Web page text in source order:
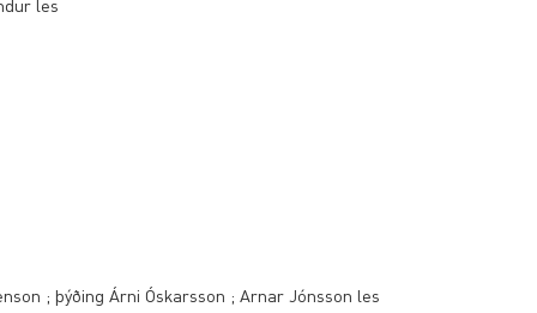
les
; þýðing Árni Óskarsson ; Arnar Jónsson les